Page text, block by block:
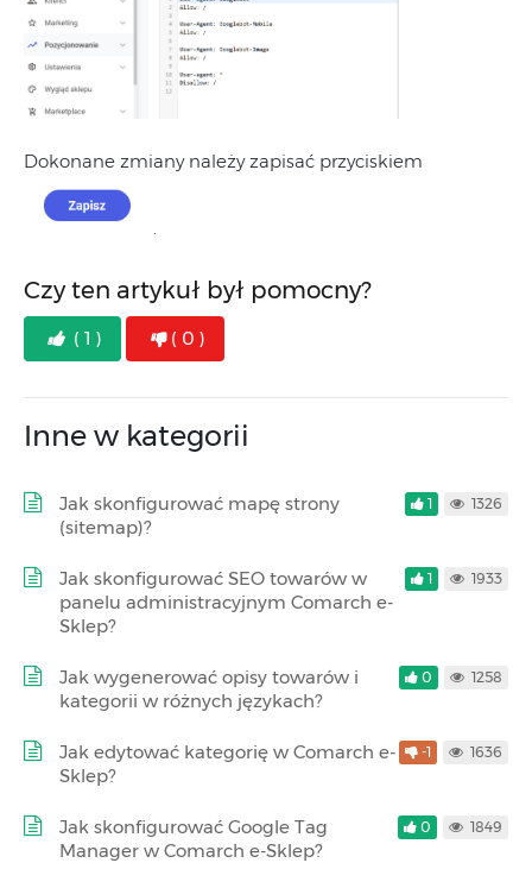
Dokonane zmiany należy zapisać przyciskiem
.
Czy ten artykuł był pomocny?
( 1 ) ( 0 )
Inne w kategorii
Jak skonfigurować mapę strony
(sitemap)?
1 1326
Jak skonfigurować SEO towarów w
panelu administracyjnym Comarch e-
Sklep?
1 1933
Jak wygenerować opisy towarów i
kategorii w różnych językach?
0 1258
Jak edytować kategorię w Comarch e-
Sklep?
-1 1636
Jak skonfigurować Google Tag
Manager w Comarch e-Sklep?
0 1849